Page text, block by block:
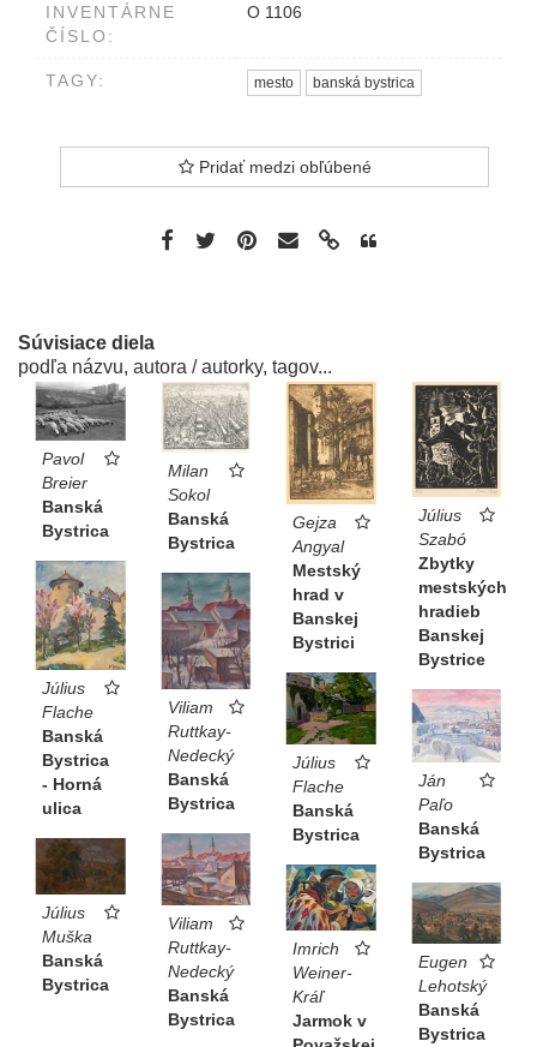
INVENTÁRNE
ČÍSLO:
O 1106
TAGY: mesto banská bystrica
Pridať medzi obľúbené
Súvisiace diela
podľa názvu, autora / autorky, tagov...
Pavol
Breier
Banská
Bystrica
Milan
Sokol
Banská
Bystrica
Gejza
Angyal
Mestský
hrad v
Banskej
Bystrici
Július
Szabó
Zbytky
mestských
hradieb
Banskej
Bystrice
Július
Flache
Banská
Bystrica
- Horná
ulica
Viliam
Ruttkay-
Nedecký
Banská
Bystrica
Július
Flache
Banská
Bystrica
Ján
Paľo
Banská
Bystrica
Viliam
Ruttkay-
Nedecký
Banská
Bystrica
Július
Muška
Banská
Bystrica
Imrich
Weiner-
Kráľ
Jarmok v
Eugen
Lehotský
Banská
Bystrica